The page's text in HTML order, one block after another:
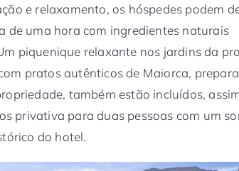
e relaxamento, os hóspedes podem
de uma hora com ingredientes naturais
piquenique relaxante nos jardins da
pratos autênticos de Maiorca,
também estão incluídos,
privativa para duas pessoas com um
do hotel.